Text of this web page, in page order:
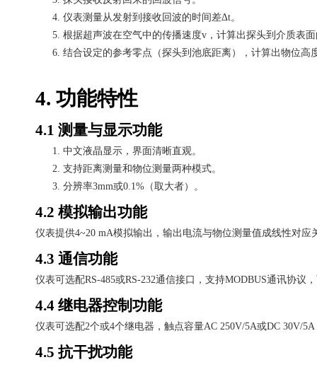
4. 仪表测量从发射到接收回波的时间差Δt。
5. 根据超声波在空气中的传播速度v，计算出探头到介质表
6. 结合设定的参考零点（探头到池底距离），计算出物位高
4. 功能特性
4.1 测量与显示功能
1. 中文液晶显示，界面清晰直观。
2. 支持距离测量和物位测量两种模式。
3. 分辨率3mm或0.1%（取大者）。
4.2 模拟输出功能
仪表提供4~20 mA模拟输出，输出电流与物位测量值成线性对
4.3 通信功能
仪表可选配RS-485或RS-232通信接口，支持MODBUS通讯协议
4.4 继电器控制功能
仪表可选配2个或4个继电器，触点容量AC 250V/5A或DC 30V/
4.5 抗干扰功能